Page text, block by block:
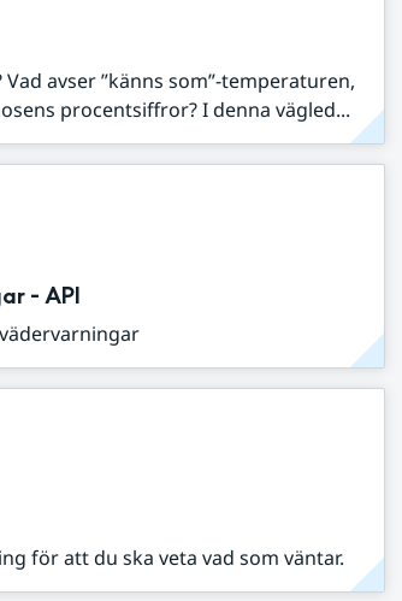
avser ”känns som”-temperaturen,
procentsiffror? I denna vägled...
- API
för att du ska veta vad som väntar.